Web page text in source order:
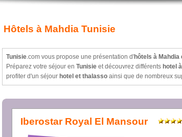
Hôtels à Mahdia Tunisie
Tunisie.com vous propose une présentation d'hôtels à Mahdia
Préparez votre séjour en Tunisieet découvrez différents hotel à
profiter d'un séjour hotel et thalassoainsi que de nombreux
Iberostar Royal El Mansour